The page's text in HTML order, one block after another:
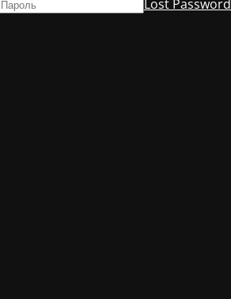
Lost Password